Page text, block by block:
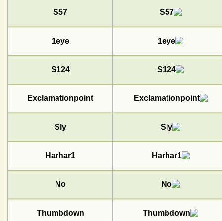
S57
1eye
S124
Exclamationpoint
Sly
Harhar1
No
Thumbdown